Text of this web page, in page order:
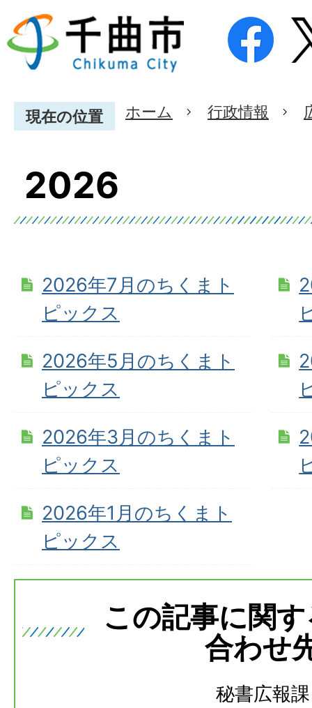
現在の位置 ホーム 行政情報
2026
2026年7月のちくまト
ピックス
2026年5月のちくまト
ピックス
2026年3月のちくまト
ピックス
2026年1月のちくまト
ピックス
この記事に関
合わせ
秘書広報課